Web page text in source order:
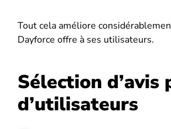
Tout cela améliore
Dayforce offre à ses utilisateurs.
Sélection d’avis
d’utilisateurs